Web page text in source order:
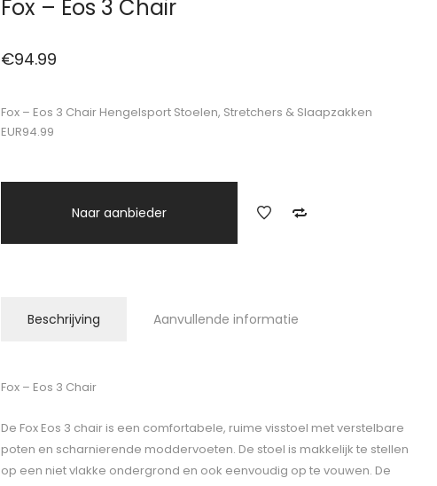
Fox – Eos 3 Chair
€94.99
Fox – Eos 3 Chair Hengelsport Stoelen, Stretchers & Slaapzakken
EUR94.99
Naar aanbieder
Beschrijving Aanvullende informatie
Fox – Eos 3 Chair
De Fox Eos 3 chair is een comfortabele, ruime visstoel met verstelbare
poten en scharnierende moddervoeten. De stoel is makkelijk te stellen
op een niet vlakke ondergrond en ook eenvoudig op te vouwen. De